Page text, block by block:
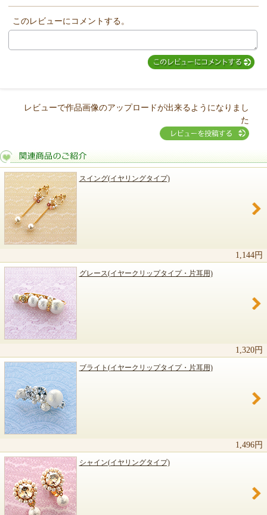
このレビューにコメントする。
レビューで作品画像のアップロードが出来るようになりまし
た
スイング(イヤリングタイプ)
1,144円
グレース(イヤークリップタイプ・片耳用)
1,320円
ブライト(イヤークリップタイプ・片耳用)
1,496円
シャイン(イヤリングタイプ)